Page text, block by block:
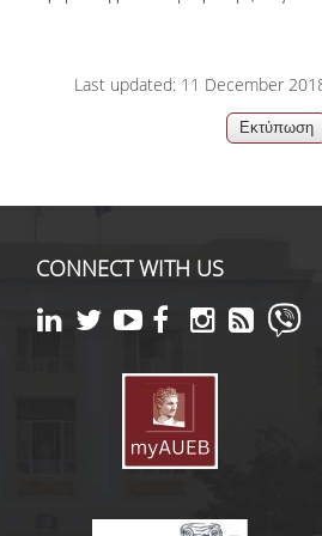
Last updated: 11 December
CONNECT WITH US